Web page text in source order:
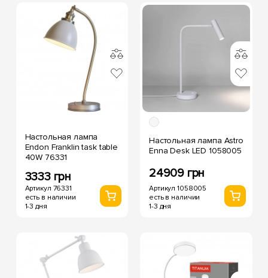
Настольная лампа
Endon Franklin task table
40W 76331
3333 грн
Артикул 76331
есть в наличии
1-3 дня
Настольная лампа Astro
Enna Desk LED 1058005
24909 грн
Артикул 1058005
есть в наличии
1-3 дня